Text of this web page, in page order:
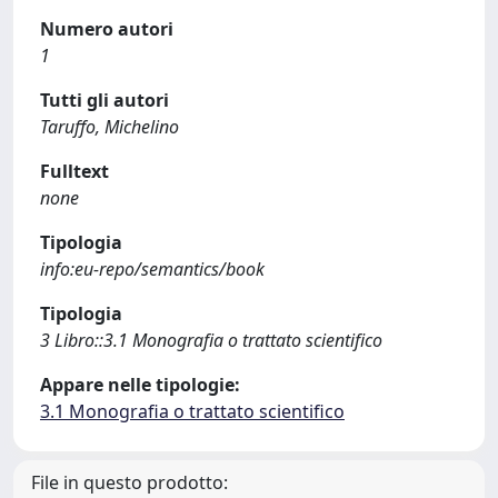
Numero autori
1
Tutti gli autori
Taruffo, Michelino
Fulltext
none
Tipologia
info:eu-repo/semantics/book
Tipologia
3 Libro::3.1 Monografia o trattato scientifico
Appare nelle tipologie:
3.1 Monografia o trattato scientifico
File in questo prodotto: